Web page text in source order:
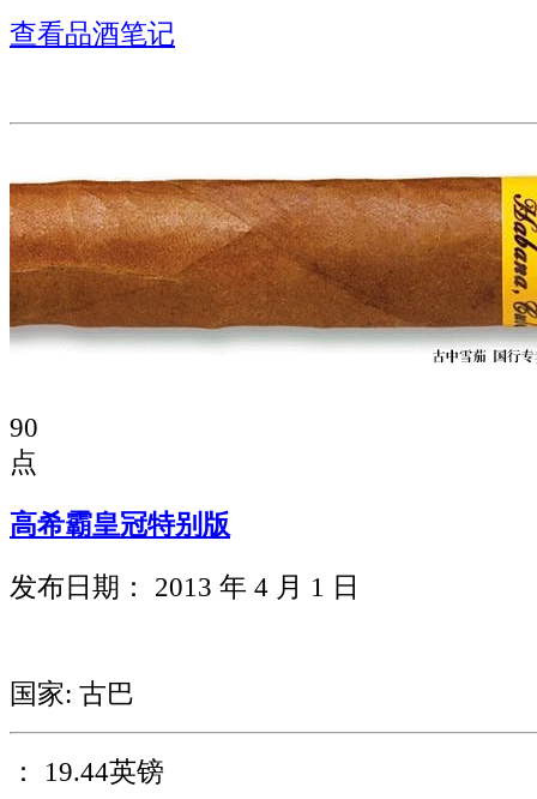
查看品酒笔记
90
点
高希霸皇冠特别版
发布日期： 2013 年 4 月 1 日
国家: 古巴
： 19.44英镑